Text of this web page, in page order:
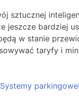
sztucznej
jeszcze bardziej
w stanie
taryfy i
Systemy parkingowe